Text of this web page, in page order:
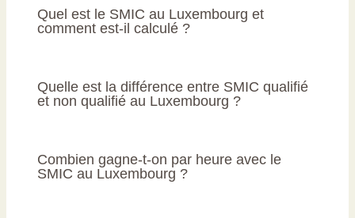
Quel est le SMIC au Luxembourg et
comment est-il calculé ?
Quelle est la différence entre SMIC qualifié
et non qualifié au Luxembourg ?
Combien gagne-t-on par heure avec le
SMIC au Luxembourg ?